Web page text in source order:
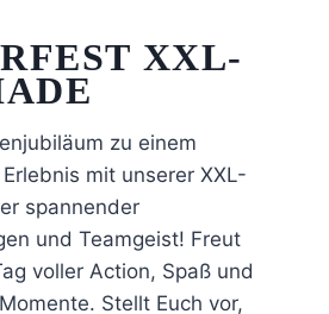
XXL-
zu einem
mit unserer XXL-
spannender
und Teamgeist! Freut
voller Action, Spaß und
Stellt Euch vor,